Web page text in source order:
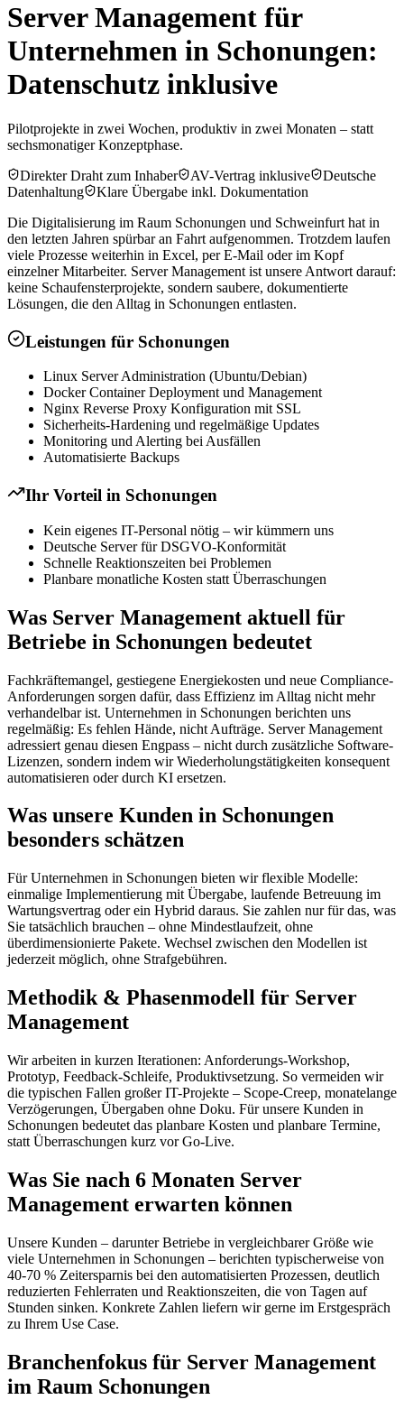
Server Management für
Unternehmen in Schonungen:
Datenschutz inklusive
Pilotprojekte in zwei Wochen, produktiv in zwei Monaten – statt
sechsmonatiger Konzeptphase.
Direkter Draht zum Inhaber
AV-Vertrag inklusive
Deutsche
Datenhaltung
Klare Übergabe inkl. Dokumentation
Die Digitalisierung im Raum Schonungen und Schweinfurt hat in
den letzten Jahren spürbar an Fahrt aufgenommen. Trotzdem laufen
viele Prozesse weiterhin in Excel, per E-Mail oder im Kopf
einzelner Mitarbeiter. Server Management ist unsere Antwort darauf:
keine Schaufensterprojekte, sondern saubere, dokumentierte
Lösungen, die den Alltag in Schonungen entlasten.
Leistungen für Schonungen
Linux Server Administration (Ubuntu/Debian)
Docker Container Deployment und Management
Nginx Reverse Proxy Konfiguration mit SSL
Sicherheits-Hardening und regelmäßige Updates
Monitoring und Alerting bei Ausfällen
Automatisierte Backups
Ihr Vorteil in Schonungen
Kein eigenes IT-Personal nötig – wir kümmern uns
Deutsche Server für DSGVO-Konformität
Schnelle Reaktionszeiten bei Problemen
Planbare monatliche Kosten statt Überraschungen
Was Server Management aktuell für
Betriebe in Schonungen bedeutet
Fachkräftemangel, gestiegene Energiekosten und neue Compliance-
Anforderungen sorgen dafür, dass Effizienz im Alltag nicht mehr
verhandelbar ist. Unternehmen in Schonungen berichten uns
regelmäßig: Es fehlen Hände, nicht Aufträge. Server Management
adressiert genau diesen Engpass – nicht durch zusätzliche Software-
Lizenzen, sondern indem wir Wiederholungstätigkeiten konsequent
automatisieren oder durch KI ersetzen.
Was unsere Kunden in Schonungen
besonders schätzen
Für Unternehmen in Schonungen bieten wir flexible Modelle:
einmalige Implementierung mit Übergabe, laufende Betreuung im
Wartungsvertrag oder ein Hybrid daraus. Sie zahlen nur für das, was
Sie tatsächlich brauchen – ohne Mindestlaufzeit, ohne
überdimensionierte Pakete. Wechsel zwischen den Modellen ist
jederzeit möglich, ohne Strafgebühren.
Methodik & Phasenmodell für Server
Management
Wir arbeiten in kurzen Iterationen: Anforderungs-Workshop,
Prototyp, Feedback-Schleife, Produktivsetzung. So vermeiden wir
die typischen Fallen großer IT-Projekte – Scope-Creep, monatelange
Verzögerungen, Übergaben ohne Doku. Für unsere Kunden in
Schonungen bedeutet das planbare Kosten und planbare Termine,
statt Überraschungen kurz vor Go-Live.
Was Sie nach 6 Monaten Server
Management erwarten können
Unsere Kunden – darunter Betriebe in vergleichbarer Größe wie
viele Unternehmen in Schonungen – berichten typischerweise von
40-70 % Zeitersparnis bei den automatisierten Prozessen, deutlich
reduzierten Fehlerraten und Reaktionszeiten, die von Tagen auf
Stunden sinken. Konkrete Zahlen liefern wir gerne im Erstgespräch
zu Ihrem Use Case.
Branchenfokus für Server Management
im Raum Schonungen